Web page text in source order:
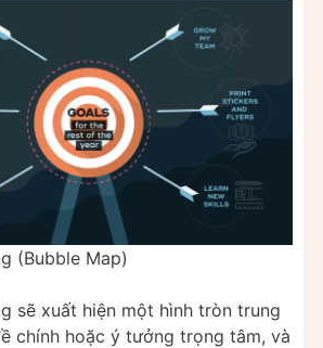
(Bubble Map)
sẽ xuất hiện một hình tròn trung
chính hoặc ý tưởng trọng tâm, và